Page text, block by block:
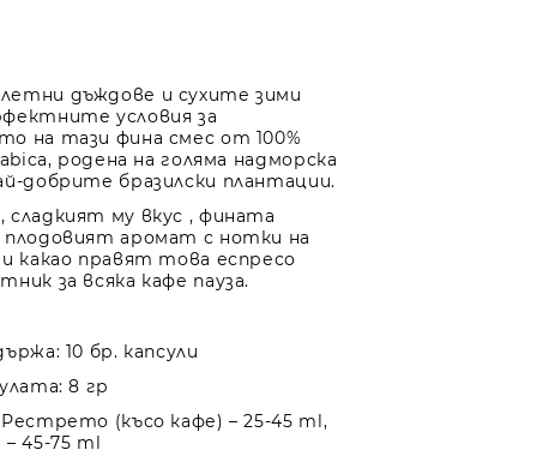
дъждове и сухите зими
условия за
на тази фина смес от 100%
родена на голяма надморска
добрите бразилски плантации.
му вкус , фината
плодовият аромат с нотки на
какао правят това еспресо
за всяка кафе пауза.
10 бр. капсули
8 гр
(късо кафе) – 25-45 ml,
45-75 ml